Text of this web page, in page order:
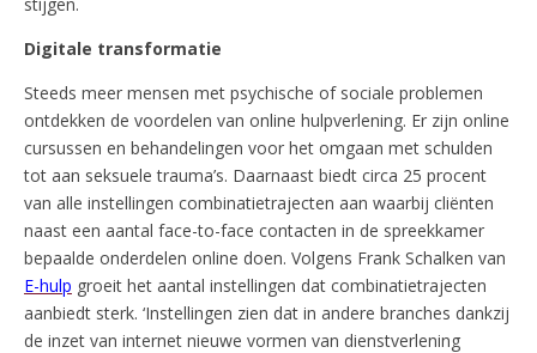
Digitale transformatie
Steeds meer mensen met psychische of sociale problemen
ontdekken de voordelen van online hulpverlening. Er zijn online
cursussen en behandelingen voor het omgaan met schulden
tot aan seksuele trauma’s. Daarnaast biedt circa 25 procent
van alle instellingen combinatietrajecten aan waarbij cliënten
naast een aantal face-to-face contacten in de spreekkamer
bepaalde onderdelen online doen. Volgens Frank Schalken van
E-hulp groeit het aantal instellingen dat combinatietrajecten
aanbiedt sterk. ‘Instellingen zien dat in andere branches dankzij
de inzet van internet nieuwe vormen van dienstverlening